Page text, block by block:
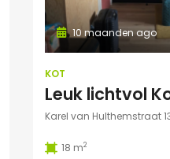
10 maanden ago
KOT
Leuk lichtvol
Karel van Hulthemstraat
18 m2